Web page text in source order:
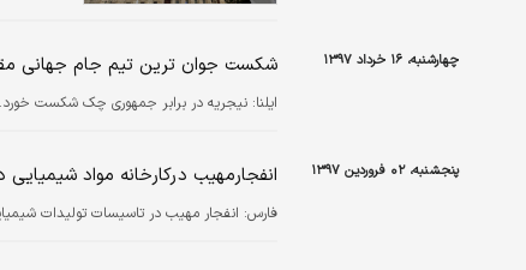
چهارشنبه، ۱۶ خرداد ۱۳۹۷ شکست جوان ترین تیم جام جهانی
ایلنا: نیجریه در برابر جمهوری چک شکست خورد.
پنجشنبه، ۰۲ فروردین ۱۳۹۷ انفجارمهیب درکارخانه مواد
فارس: انفجار مهیب در تاسیسات تولیدات شیمیایی در جمهوری چک تا